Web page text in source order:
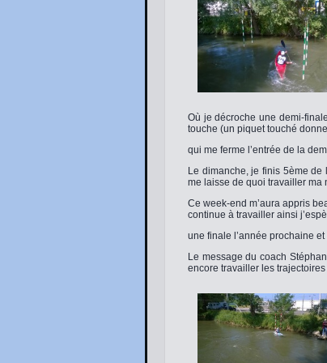
Où je décroche une demi-
touche (un piquet touché
qui me ferme l’entrée de la
Le dimanche, je finis 5ème
me laisse de quoi travailler ma
Ce week-end m’aura appris
continue à travailler ainsi
une finale l’année prochaine
Le message du coach
encore travailler les